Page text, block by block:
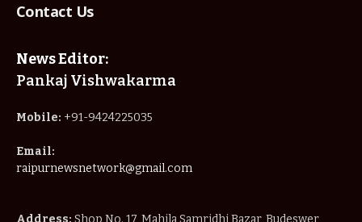
Contact Us
News Editor:
Pankaj Vishwakarma
Mobile: +91-9424225035
Email:
raipurnewsnetwork@gmail.com
Address: Shop No. 17, Mahila Samridhi Bazar, Budeswer